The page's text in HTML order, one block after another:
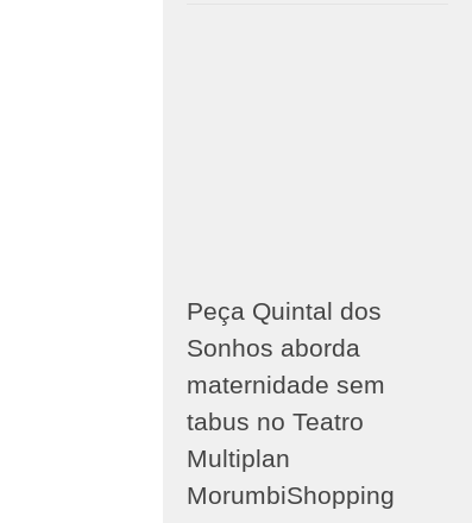
Peça Quintal dos
Sonhos aborda
maternidade sem
tabus no Teatro
Multiplan
MorumbiShopping